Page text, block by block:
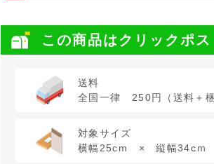
この商品はクリックポス
送料
全国一律 250円（送料＋梱
対象サイズ
横幅25cm × 縦幅34cｍ ×